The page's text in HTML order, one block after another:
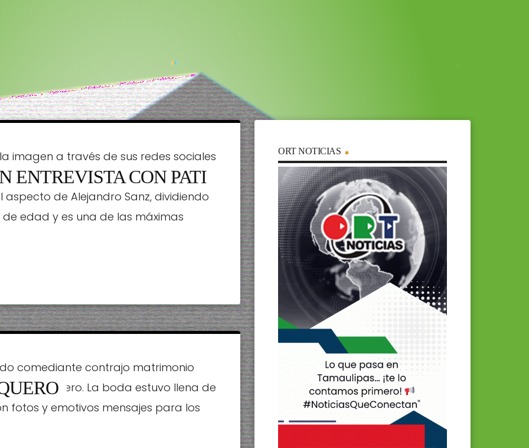
ENTREVISTA CON PATI
imagen a través de sus redes sociales
con el cantante. Lo que más
de Alejandro Sanz, dividiendo
de edad y es una de las máximas
comediante contrajo matrimonio
vaquero. La boda estuvo llena de
fotos y emotivos mensajes para los
ORT NOTICIAS